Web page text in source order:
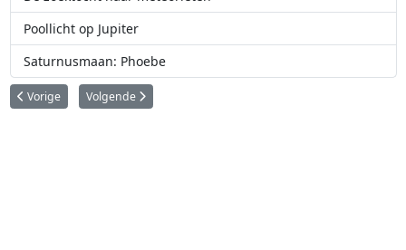
Poollicht op Jupiter
Saturnusmaan: Phoebe
Vorig artikel: Wat is een meteoriet?
Vorige Volgende artikel: De zoektocht naar meteorieten
Volgende